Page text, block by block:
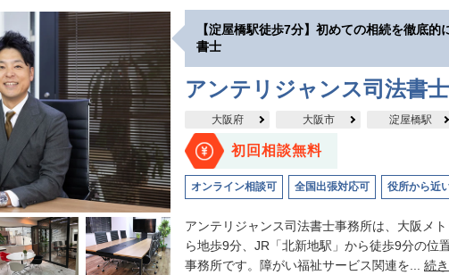
【淀屋橋駅徒歩7分】初めての相続を徹底的
書士
アンテリジャンス司法書
大阪府 大阪市 淀屋橋駅
初回相談無料
オンライン相談可 全国出張対応可 役所から近
アンテリジャンス司法書士事務所は、大阪メ
ら地歩9分、JR「北新地駅」から徒歩9分の位
事務所です。障がい福祉サービス関連を... 続